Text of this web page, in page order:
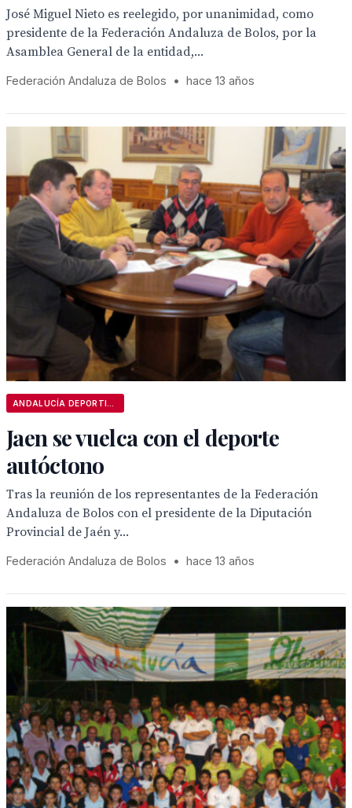
José Miguel Nieto es reelegido, por unanimidad, como
presidente de la Federación Andaluza de Bolos, por la
Asamblea General de la entidad,...
Federación Andaluza de Bolos • hace 13 años
Jaen se vuelca con el deporte
autóctono
Tras la reunión de los representantes de la Federación
Andaluza de Bolos con el presidente de la Diputación
Provincial de Jaén y...
Federación Andaluza de Bolos • hace 13 años